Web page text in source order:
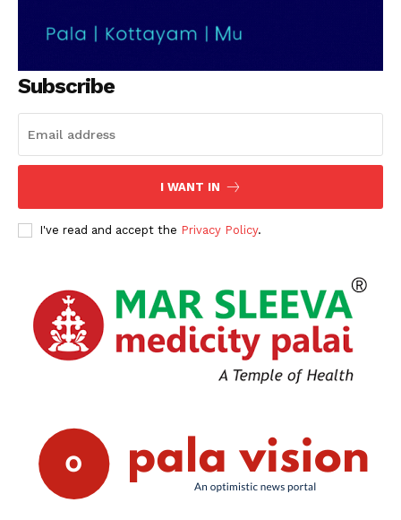
Subscribe
I WANT IN
I've read and accept the Privacy Policy.